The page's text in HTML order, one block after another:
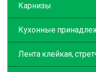
Карнизы
Кухонные
Лента клейкая,